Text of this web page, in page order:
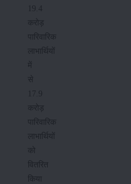
19.4
करोड़
पारिवारिक
लाभार्थियों
में
से
17.9
करोड़
पारिवारिक
लाभार्थियों
को
वितरित
किया